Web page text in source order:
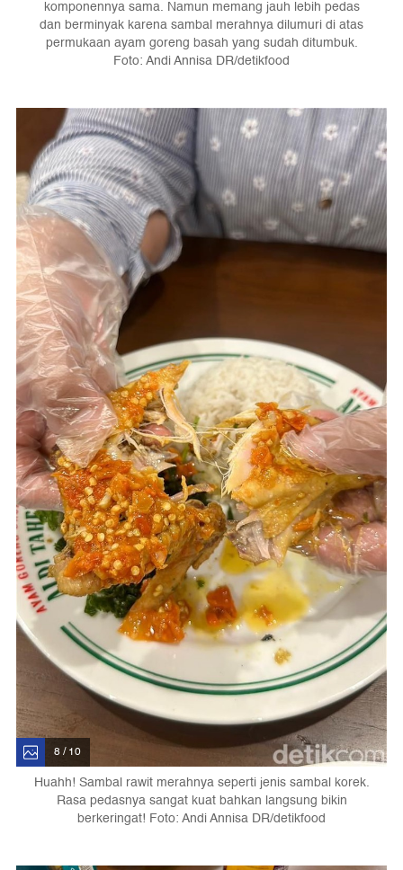
komponennya sama. Namun memang jauh lebih pedas
dan berminyak karena sambal merahnya dilumuri di atas
permukaan ayam goreng basah yang sudah ditumbuk.
Foto: Andi Annisa DR/detikfood
8 / 10
Huahh! Sambal rawit merahnya seperti jenis sambal korek.
Rasa pedasnya sangat kuat bahkan langsung bikin
berkeringat! Foto: Andi Annisa DR/detikfood